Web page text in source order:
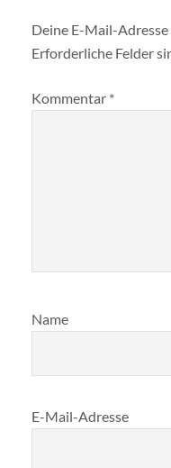
Deine E-Mail-
Erforderliche Felder
Kommentar *
Name
E-Mail-Adresse